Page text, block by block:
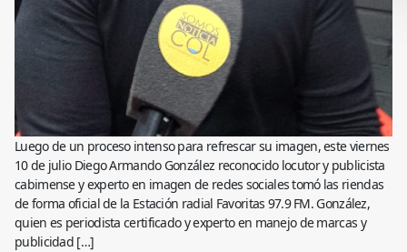
Luego de un proceso intenso para refrescar su imagen, este viernes
10 de julio Diego Armando González reconocido locutor y publicista
cabimense y experto en imagen de redes sociales tomó las riendas
de forma oficial de la Estación radial Favoritas 97.9 FM. González,
quien es periodista certificado y experto en manejo de marcas y
publicidad […]